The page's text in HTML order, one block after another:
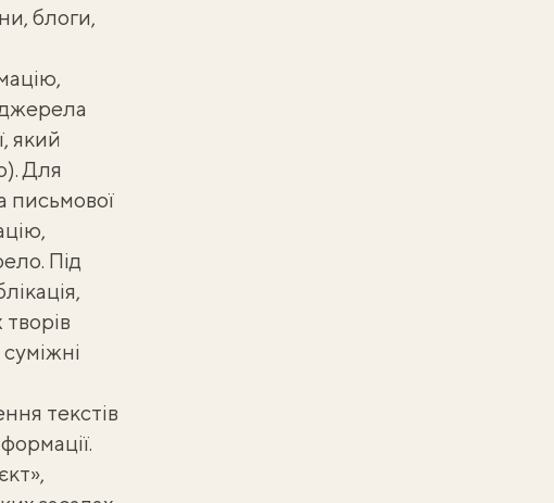
блоги,
який
Для
письмової
Під
текстів